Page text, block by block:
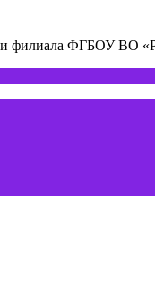
филиала ФГБОУ ВО